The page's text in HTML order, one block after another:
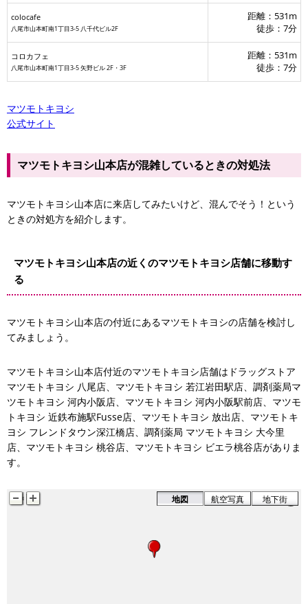
colocafe
八尾市山本町南1丁目3-5 八千代ビル2F
距離：531m
徒歩：7分
コロカフェ
八尾市山本町南1丁目3-5 矢野ビル 2F・3F
距離：531m
徒歩：7分
マツモトキヨシ
公式サイト
マツモトキヨシ山本店が混雑しているときの対処法
マツモトキヨシ山本店に来店してみたいけど、混んでそう！という
ときの対処方を紹介します。
マツモトキヨシ山本店の近くのマツモトキヨシ店舗に移動す
る
マツモトキヨシ山本店の付近にあるマツモトキヨシの店舗を検討し
てみましょう。
マツモトキヨシ山本店付近のマツモトキヨシ店舗はドラッグストア
マツモトキヨシ 八尾店、マツモトキヨシ 若江岩田駅店、調剤薬局マ
ツモトキヨシ 河内小阪店、マツモトキヨシ 河内小阪駅前店、マツモ
トキヨシ 近鉄布施駅Fusse店、マツモトキヨシ 放出店、マツモトキ
ヨシ フレンドタウン深江橋店、調剤薬局 マツモトキヨシ 大今里
店、マツモトキヨシ 桃谷店、マツモトキヨシ ビエラ桃谷店がありま
す。
地図 航空写真 地下街